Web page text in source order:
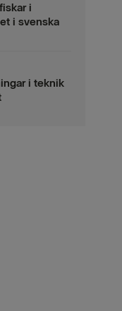
i
i svenska
i teknik